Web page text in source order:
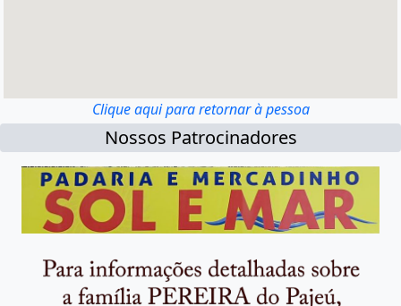
Clique aqui para retornar à pessoa
Nossos Patrocinadores